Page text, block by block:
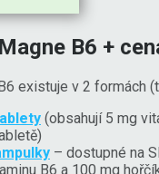
B6 +
existuje v 2 formách
(obsahují 5 mg
– dostupné na
B6 a 100 mg